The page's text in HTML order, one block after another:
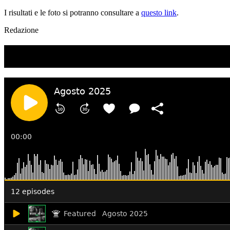
I risultati e le foto si potranno consultare a questo link.
Redazione